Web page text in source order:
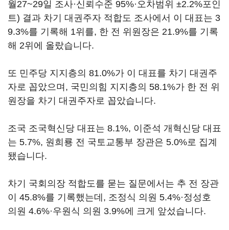
월27~29일 조사·신뢰수준 95%·오차범위 ±2.2%포인
트) 결과 차기 대권주자 적합도 조사에서 이 대표는 3
9.3%를 기록해 1위를, 한 전 위원장은 21.9%를 기록
해 2위에 올랐습니다.
또 민주당 지지층의 81.0%가 이 대표를 차기 대권주
자로 꼽았으며, 국민의힘 지지층의 58.1%가 한 전 위
원장을 차기 대권주자로 꼽았습니다.
조국 조국혁신당 대표는 8.1%, 이준석 개혁신당 대표
는 5.7%, 원희룡 전 국토교통부 장관은 5.0%로 집계
됐습니다.
차기 국회의장 적합도를 묻는 질문에서는 추 전 장관
이 45.8%를 기록했는데, 조정식 의원 5.4%·정성호
의원 4.6%·우원식 의원 3.9%에 크게 앞섰습니다.